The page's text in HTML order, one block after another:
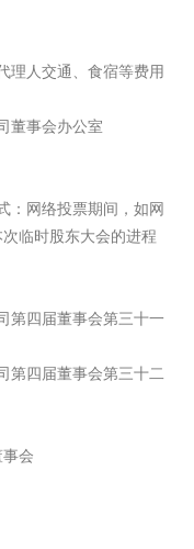
人交通、食宿等费用
事会办公室
网络投票期间，如网
临时股东大会的进程
四届董事会第三十一
四届董事会第三十二
会